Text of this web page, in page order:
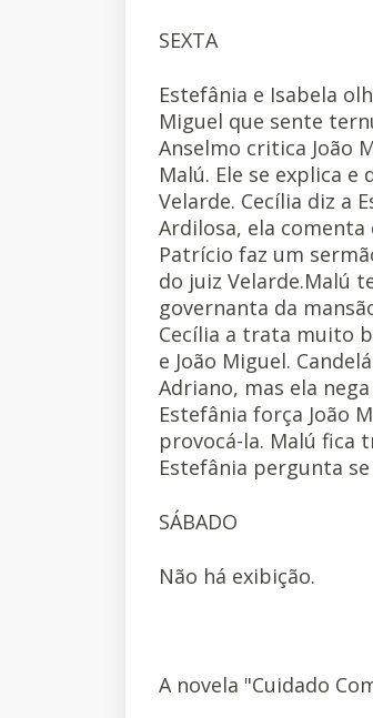
SEXTA
Estefânia e Isabela
Miguel que sente
Anselmo critica João
Malú. Ele se explica
Velarde. Cecília diz a
Ardilosa, ela comenta
Patrício faz um
do juiz Velarde.Malú
governanta da
Cecília a trata muito
e João Miguel.
Adriano, mas ela
Estefânia força João
provocá-la. Malú fica
Estefânia pergunta
SÁBADO
Não há exibição.
A novela "Cuidado